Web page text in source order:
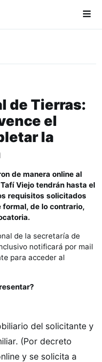
de Tierras:
el
la
de manera online al
Viejo tendrán hasta el
requisitos solicitados
de lo contrario,
de la secretaría de
notificará por mail
para acceder al
del solicitante y
(Por decreto
y se solicita a